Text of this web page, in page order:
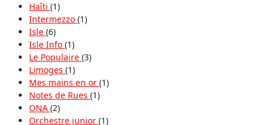
Haîti (1)
Intermezzo (1)
Isle (6)
Isle Info (1)
Le Populaire (3)
Limoges (1)
Mes mains en or (1)
Notes de Rues (1)
ONA (2)
Orchestre junior (1)